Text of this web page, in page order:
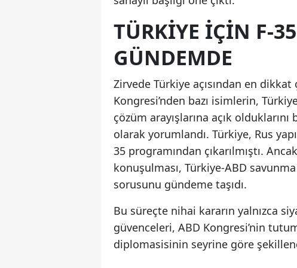
TÜRKIYE IÇIN F-
GÜNDEMDE
Zirvede Türkiye açısından en
Kongresi’nden bazı isimlerin,
çözüm arayışlarına açık
olarak yorumlandı. Türkiye, Rus
35 programından çıkarılmıştı.
konuşulması, Türkiye-ABD
sorusunu gündeme taşıdı.
Bu süreçte nihai kararın yalnızca
güvenceleri, ABD Kongresi’nin
diplomasisinin seyrine göre